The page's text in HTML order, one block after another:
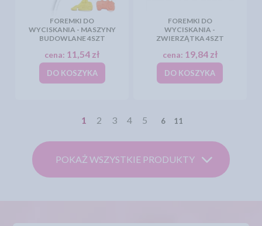
FOREMKI DO
WYCISKANIA - MASZYNY
BUDOWLANE 4SZT
cena: 11,54 zł
DO KOSZYKA
FOREMKI DO
WYCISKANIA -
ZWIERZĄTKA 4SZT
cena: 19,84 zł
DO KOSZYKA
1 2 3 4 5 6 11
POKAŻ WSZYSTKIE PRODUKTY